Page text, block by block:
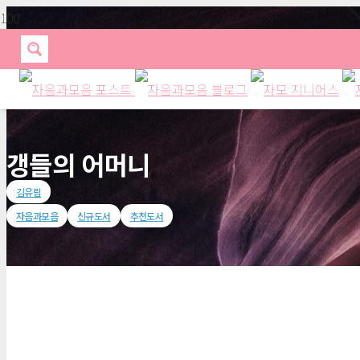
갱들의 어머니
김유림
자음과모음
신규도서 추천도서